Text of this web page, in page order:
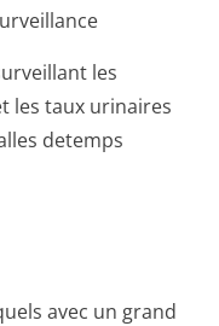
les
les taux urinaires
detemps
avec un grand